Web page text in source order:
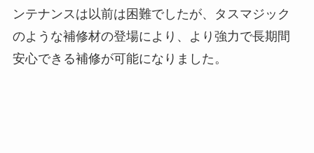
ンテナンスは以前は困難でしたが、タスマジック
のような補修材の登場により、より強力で長期間
安心できる補修が可能になりました。